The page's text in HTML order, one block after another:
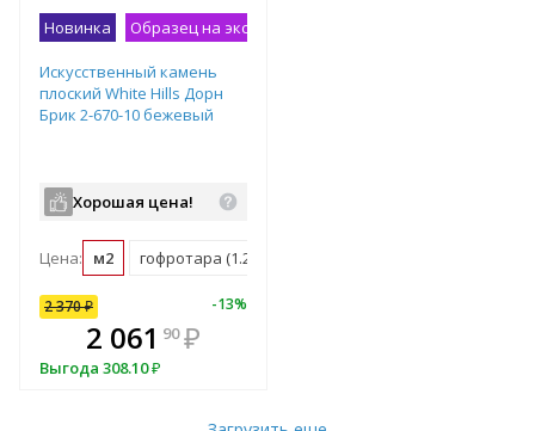
Новинка Образец на экспозиции
Искусственный камень
плоский White Hills Дорн
Брик 2-670-10 бежевый
Хорошая цена!
Цена: м2 гофротара (1.288 м2)
2 370₽ -13%
2 061 90 ₽
Выгода 308.10₽